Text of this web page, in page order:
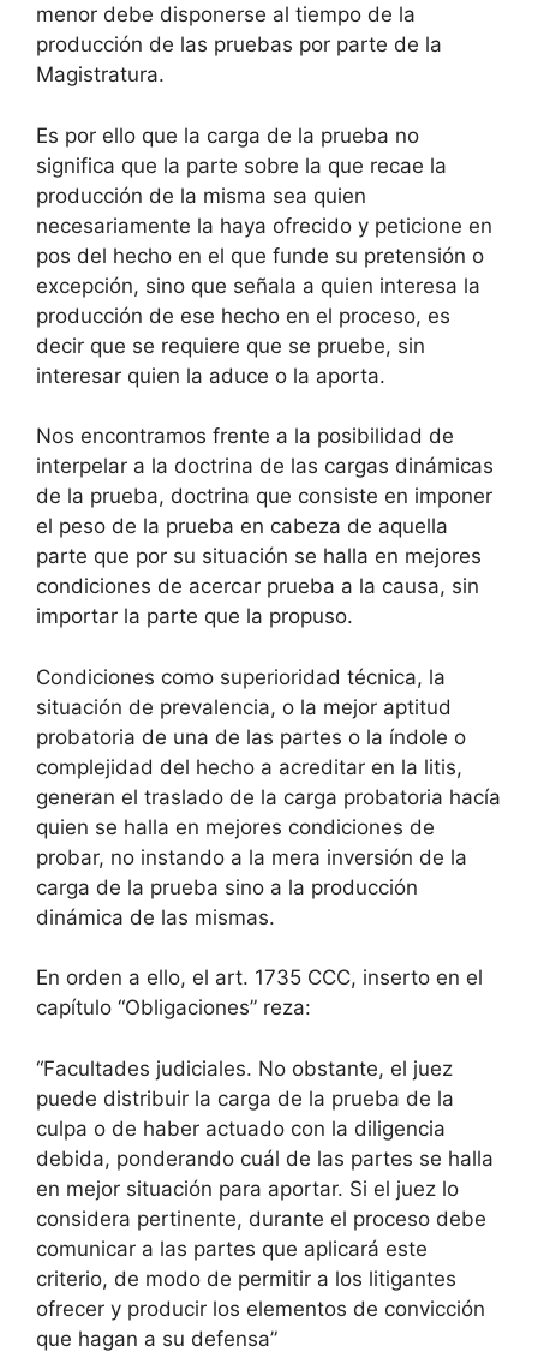
menor debe disponerse al tiempo de la
producción de las pruebas por parte de la
Magistratura.
Es por ello que la carga de la prueba no
significa que la parte sobre la que recae la
producción de la misma sea quien
necesariamente la haya ofrecido y peticione en
pos del hecho en el que funde su pretensión o
excepción, sino que señala a quien interesa la
producción de ese hecho en el proceso, es
decir que se requiere que se pruebe, sin
interesar quien la aduce o la aporta.
Nos encontramos frente a la posibilidad de
interpelar a la doctrina de las cargas dinámicas
de la prueba, doctrina que consiste en imponer
el peso de la prueba en cabeza de aquella
parte que por su situación se halla en mejores
condiciones de acercar prueba a la causa, sin
importar la parte que la propuso.
Condiciones como superioridad técnica, la
situación de prevalencia, o la mejor aptitud
probatoria de una de las partes o la índole o
complejidad del hecho a acreditar en la litis,
generan el traslado de la carga probatoria hacía
quien se halla en mejores condiciones de
probar, no instando a la mera inversión de la
carga de la prueba sino a la producción
dinámica de las mismas.
En orden a ello, el art. 1735 CCC, inserto en el
capítulo “Obligaciones” reza:
“Facultades judiciales. No obstante, el juez
puede distribuir la carga de la prueba de la
culpa o de haber actuado con la diligencia
debida, ponderando cuál de las partes se halla
en mejor situación para aportar. Si el juez lo
considera pertinente, durante el proceso debe
comunicar a las partes que aplicará este
criterio, de modo de permitir a los litigantes
ofrecer y producir los elementos de convicción
que hagan a su defensa”